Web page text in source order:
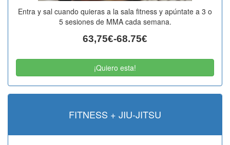
Entra y sal cuando quieras a la sala fitness y apúntate a 3 o
5 sesiones de MMA cada semana.
63,75€-68.75€
¡Quiero esta!
FITNESS + JIU-JITSU